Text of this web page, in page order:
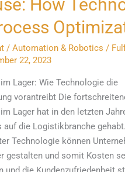
How
/Automation & Robotics /
22, 2023
Lager: Wie Technologie die
vorantreibt Die
Lager hat in den letzten
auf die Logistikbranche
Technologie können
gestalten und somit Kosten